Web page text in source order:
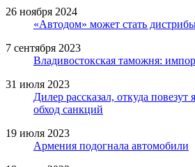
26 ноября 2024
«Автодом» может стать
7 сентября 2023
Владивостокская таможня:
31 июля 2023
Дилер рассказал, откуда
обход санкций
19 июля 2023
Армения подогнала автомобили